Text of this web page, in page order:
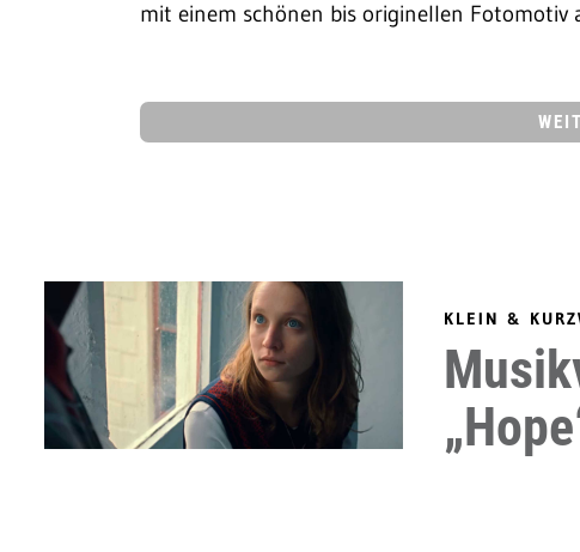
mit einem schönen bis originellen Fotomotiv
KLEIN &